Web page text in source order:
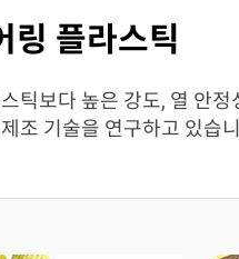
링 플라스틱
틱보다 높은 강도, 열 안
조 기술을 연구하고 있습